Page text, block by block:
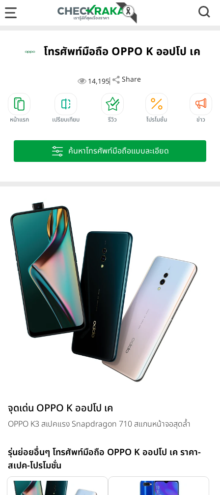
โทรศัพท์มือถือ OPPO K ออปโป เค
14,195 Share
หน้าแรก เปรียบเทียบ รีวิว โปรโมชั่น ข่าว
ค้นหาโทรศัพท์มือถือแบบละเอียด
จุดเด่น OPPO K ออปโป เค
OPPO K3 สเปคแรง Snapdragon 710 สแกนหน้าจอสุดล้ำ
รุ่นย่อยอื่นๆ โทรศัพท์มือถือ OPPO K ออปโป เค ราคา-
สเปค-โปรโมชั่น